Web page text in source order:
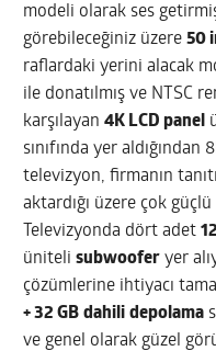
modeli olarak ses
görebileceğiniz üzere50
raflardaki yerini alacak
ile donatılmış ve NTSC
karşılayan4K LCD panel
sınıfında yer
televizyon, firmanın
aktardığı üzere çok
Televizyonda dört adet
ünitelisubwoofer yer
çözümlerine ihtiyacı
+ 32 GB dahili depolama
ve genel olarak güzel